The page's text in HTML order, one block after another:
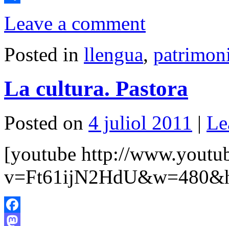
Leave a comment
Posted in llengua,
La cultura. Pastora
Posted on 4 juliol 2011 |
[youtube http://
Facebook